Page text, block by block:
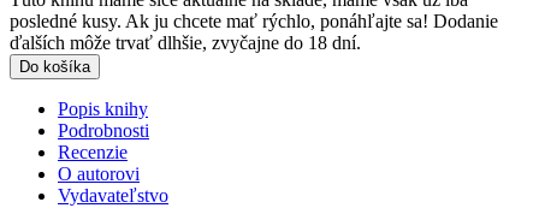
posledné kusy. Ak ju chcete mať rýchlo, ponáhľajte sa! Dodanie
ďalších môže trvať dlhšie, zvyčajne do 18 dní.
Do košíka
Popis knihy
Podrobnosti
Recenzie
O autorovi
Vydavateľstvo